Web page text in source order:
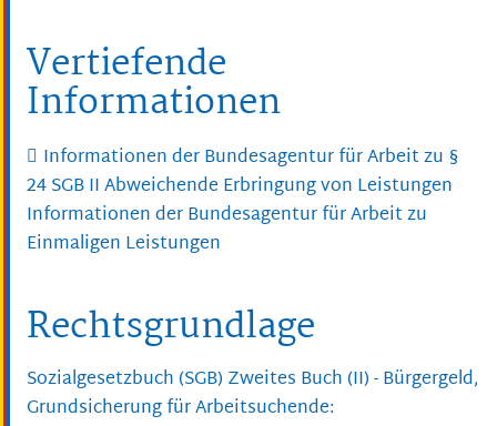
Vertiefende
Informationen
Informationen der Bundesagentur für Arbeit zu §
24 SGB II Abweichende Erbringung von Leistungen
Informationen der Bundesagentur für Arbeit zu
Einmaligen Leistungen
Rechtsgrundlage
Sozialgesetzbuch (SGB) Zweites Buch (II) - Bürgergeld,
Grundsicherung für Arbeitsuchende: